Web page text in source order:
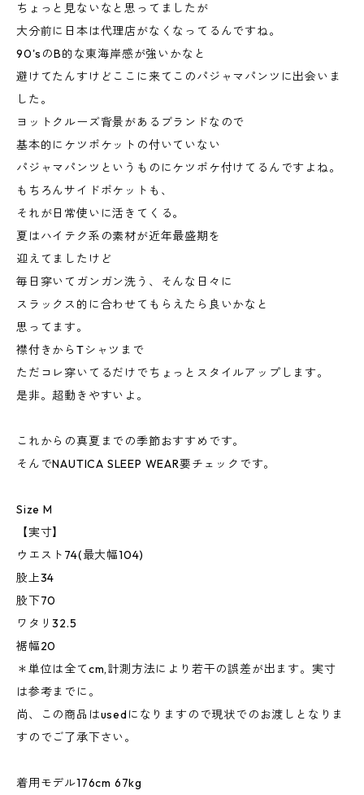
ちょっと見ないなと思ってましたが
大分前に日本は代理店がなくなってるんですね。
90'sのB的な東海岸感が強いかなと
避けてたんすけどここに来てこのパジャマパンツに出会いま
した。
ヨットクルーズ背景があるブランドなので
基本的にケツポケットの付いていない
パジャマパンツというものにケツポケ付けてるんですよね。
もちろんサイドポケットも、
それが日常使いに活きてくる。
夏はハイテク系の素材が近年最盛期を
迎えてましたけど
毎日穿いてガンガン洗う、そんな日々に
スラックス的に合わせてもらえたら良いかなと
思ってます。
襟付きからTシャツまで
ただコレ穿いてるだけでちょっとスタイルアップします。
是非。超動きやすいよ。
これからの真夏までの季節おすすめです。
そんでNAUTICA SLEEP WEAR要チェックです。
Size M
【実寸】
ウエスト74(最大幅104)
股上34
股下70
ワタリ32.5
裾幅20
＊単位は全てcm,計測方法により若干の誤差が出ます。実寸
は参考までに。
尚、この商品はusedになりますので現状でのお渡しとなりま
すのでご了承下さい。
着用モデル176cm 67kg